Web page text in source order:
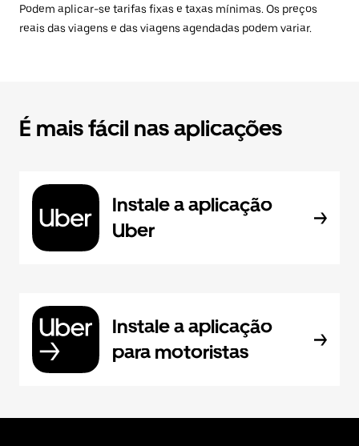
Podem aplicar-se tarifas fixas e taxas mínimas. Os preços
reais das viagens e das viagens agendadas podem variar.
É mais fácil nas aplicações
Instale a aplicação
Uber
Instale a aplicação
para motoristas